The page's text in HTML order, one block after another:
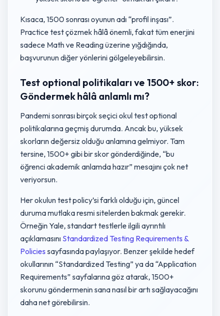
Kısaca, 1500 sonrası oyunun adı “profil inşası”.
Practice test çözmek hâlâ önemli, fakat tüm enerjini
sadece Math ve Reading üzerine yığdığında,
başvurunun diğer yönlerini gölgeleyebilirsin.
Test optional politikaları ve 1500+ skor:
Göndermek hâlâ anlamlı mı?
Pandemi sonrası birçok seçici okul test optional
politikalarına geçmiş durumda. Ancak bu, yüksek
skorların değersiz olduğu anlamına gelmiyor. Tam
tersine, 1500+ gibi bir skor gönderdiğinde, “bu
öğrenci akademik anlamda hazır” mesajını çok net
veriyorsun.
Her okulun test policy’si farklı olduğu için, güncel
duruma mutlaka resmi sitelerden bakmak gerekir.
Örneğin Yale, standart testlerle ilgili ayrıntılı
açıklamasını Standardized Testing Requirements &
Policies sayfasında paylaşıyor. Benzer şekilde hedef
okullarının “Standardized Testing” ya da “Application
Requirements” sayfalarına göz atarak, 1500+
skorunu göndermenin sana nasıl bir artı sağlayacağını
daha net görebilirsin.